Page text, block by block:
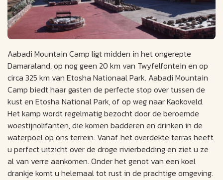
Aabadi Mountain Camp ligt midden in het ongerepte
Damaraland, op nog geen 20 km van Twyfelfontein en op
circa 325 km van Etosha Nationaal Park. Aabadi Mountain
Camp biedt haar gasten de perfecte stop over tussen de
kust en Etosha National Park, of op weg naar Kaokoveld.
Het kamp wordt regelmatig bezocht door de beroemde
woestijnolifanten, die komen badderen en drinken in de
waterpoel op ons terrein. Vanaf het overdekte terras heeft
u perfect uitzicht over de droge rivierbedding en ziet u ze
al van verre aankomen. Onder het genot van een koel
drankje komt u helemaal tot rust in de prachtige omgeving.